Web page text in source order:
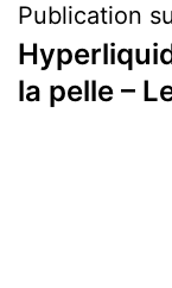
Publication
la pelle –